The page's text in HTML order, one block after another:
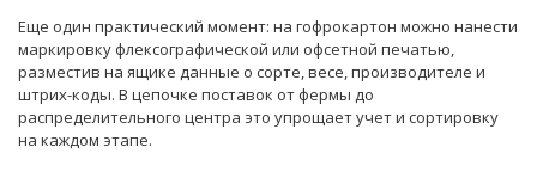
Еще один практический момент: на гофрокартон можно нанести
маркировку флексографической или офсетной печатью,
разместив на ящике данные о сорте, весе, производителе и
штрих-коды. В цепочке поставок от фермы до
распределительного центра это упрощает учет и сортировку
на каждом этапе.